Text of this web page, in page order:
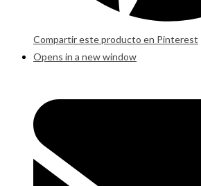
Compartir este producto en Pinterest
Opens in a new window